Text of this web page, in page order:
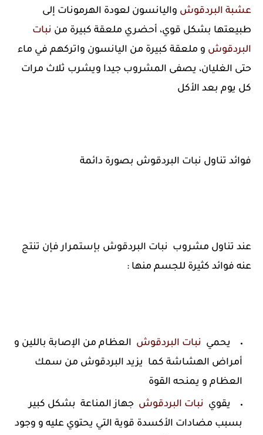
عشبة البردقوش واليانسون لعودة الهرمونات إلى
طبيعتها بشكل قوي، أحضري ملعقة كبيرة من نبات
البردقوش و ملعقة كبيرة من اليانسون واتركهم في ماء
حتى الغليان، يصفى المشروب جيدا ويشرب ثلاث مرات
كل يوم بعد الأكل
فوائد تناول نبات البردقوش بصورة دائمة
عند تناول مشروب نبات البردقوش بإستمرار فإن تنتج
عنه فوائد كثيرة للجسم منها :
يحمي نبات البردقوش العظام من الإصابة باللين و
أمراض الهشاشة كما يزيد البردقوش من سمك
العظام و يمنحه القوة
يقوي نبات البردقوش جهاز المناعة بشكل كبير
بسبب مضادات الأكسدة قوية التي يحتوي عليه و وجود